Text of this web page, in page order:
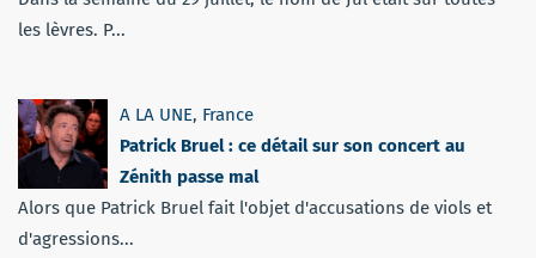
les lèvres. P...
A LA UNE, France
Patrick Bruel : ce détail sur son concert au
Zénith passe mal
Alors que Patrick Bruel fait l'objet d'accusations de viols et
d'agressions...